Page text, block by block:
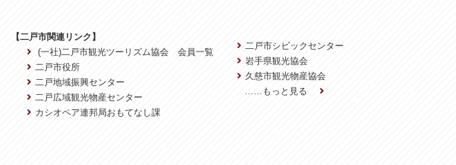
【二戸市関連リンク】
(一社)二戸市観光ツーリズム協会 会員一覧
二戸市役所
二戸地域振興センター
二戸広域観光物産センター
カシオペア連邦局おもてなし課
二戸市シビックセンター
岩手県観光協会
久慈市観光物産協会
……もっと見る